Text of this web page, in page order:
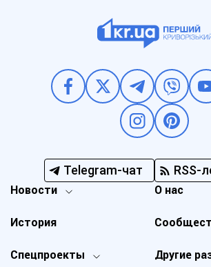
Telegram-чат RSS-
Новости
Спецпроекты Другие
История
О нас